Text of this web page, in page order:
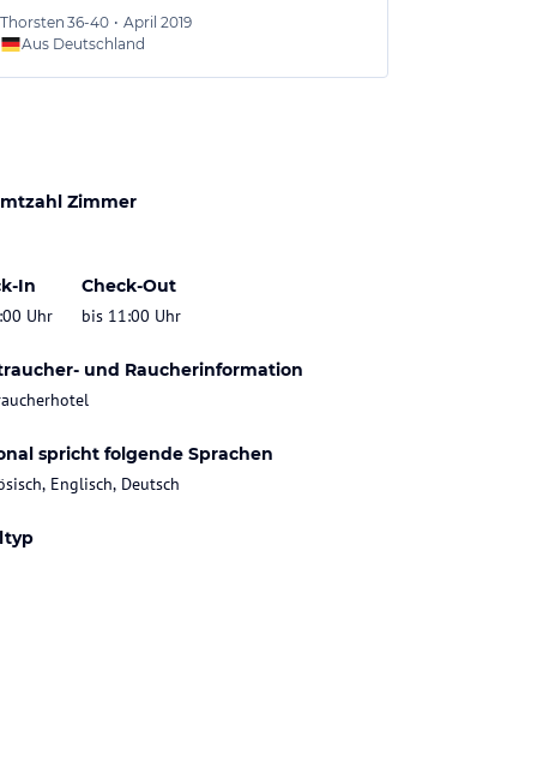
Thorsten 36-40 • April 2019
Aus Deutschland
Zimmer
In
Uhr
Check-Out
bis 11:00 Uhr
und Raucherinformation
spricht folgende Sprachen
Englisch, Deutsch